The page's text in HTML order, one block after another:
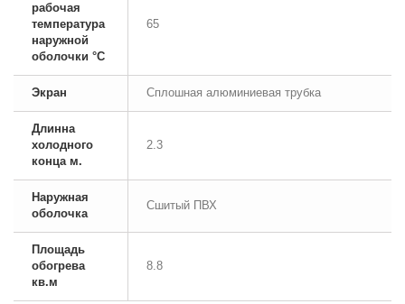
рабочая
температура
наружной
оболочки °С
65
Экран Сплошная алюминиевая трубка
Длинна
холодного
конца м.
2.3
Наружная
оболочка
Сшитый ПВХ
Площадь
обогрева
кв.м
8.8